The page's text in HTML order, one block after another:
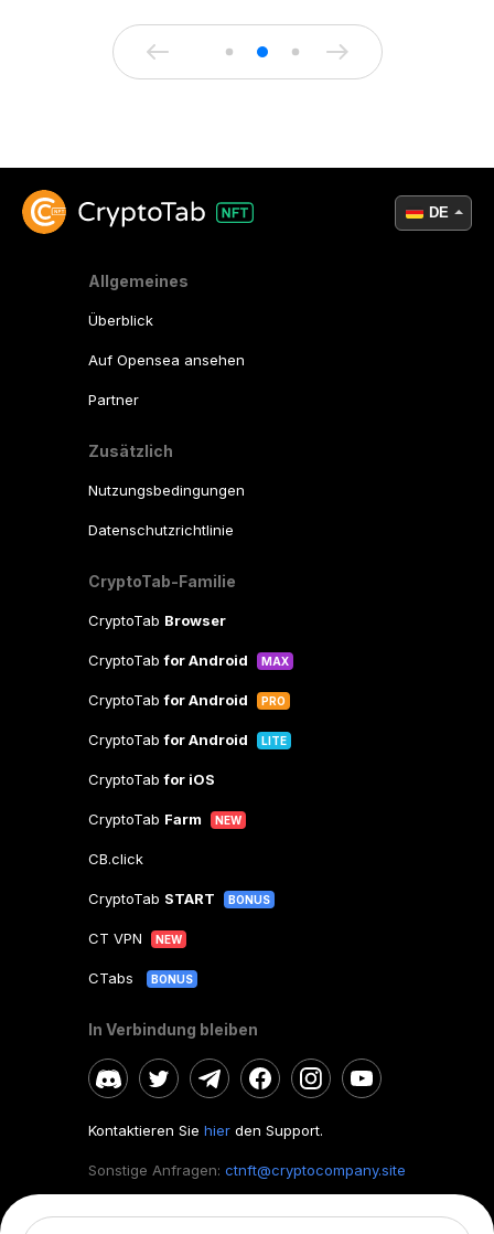
Allgemeines
Überblick
Auf Opensea ansehen
Partner
Zusätzlich
Nutzungsbedingungen
Datenschutzrichtlinie
CryptoTab-Familie
CryptoTab Browser
CryptoTabfor Android MAX
CryptoTabfor Android PRO
CryptoTabfor Android LITE
CryptoTabfor iOS
CryptoTab Farm NEW
CB.click
CryptoTab START BONUS
CT VPN NEW
CTabs BONUS
In Verbindung bleiben
Kontaktieren Sie hier den Support.
Sonstige Anfragen: ctnft@cryptocompany.site
DE